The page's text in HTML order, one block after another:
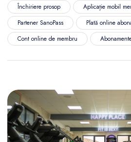
Închiriere prosop
Aplicație mobil
Partener SanoPass
Plată online
Cont online de membru